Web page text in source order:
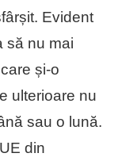
Evident
să nu mai
și-o
ulterioare nu
sau o lună.
din